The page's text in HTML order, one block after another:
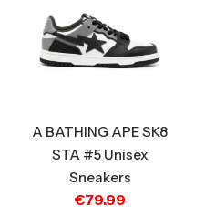
A BATHING APE SK8
STA #5 Unisex
Sneakers
€79.99